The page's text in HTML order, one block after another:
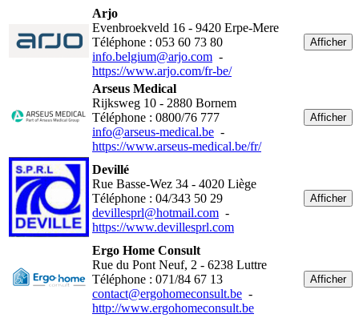
Arjo
Evenbroekveld 16 - 9420 Erpe-Mere
Téléphone : 053 60 73 80
info.belgium@arjo.com -
https://www.arjo.com/fr-be/
Afficher
Arseus Medical
Rijksweg 10 - 2880 Bornem
Téléphone : 0800/76 777
info@arseus-medical.be -
https://www.arseus-medical.be/fr/
Afficher
Devillé
Rue Basse-Wez 34 - 4020 Liège
Téléphone : 04/343 50 29
devillesprl@hotmail.com -
https://www.devillesprl.com
Afficher
Ergo Home Consult
Rue du Pont Neuf, 2 - 6238 Luttre
Téléphone : 071/84 67 13
contact@ergohomeconsult.be -
http://www.ergohomeconsult.be
Afficher